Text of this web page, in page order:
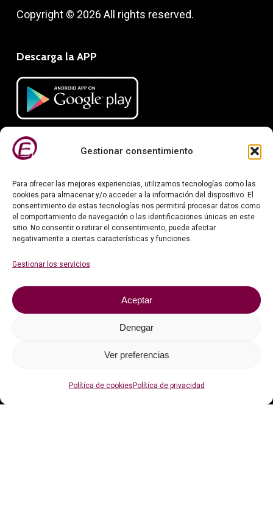
Gestionar consentimiento
Para ofrecer las mejores experiencias, utilizamos tecnologías como las
cookies para almacenar y/o acceder a la información del dispositivo. El
consentimiento de estas tecnologías nos permitirá procesar datos como
el comportamiento de navegación o las identificaciones únicas en este
sitio. No consentir o retirar el consentimiento, puede afectar
negativamente a ciertas características y funciones.
Gestionar los servicios
Aceptar
Denegar
Ver preferencias
Política de cookies Política de privacidad
Copyright © 2026 All rights reserved.
Descarga la APP
Información legal
Política de privacidad
Política de cookies (UE)